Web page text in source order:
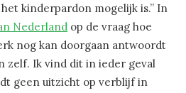
kinderpardon mogelijk is.” In
Nederland op de vraag hoe
nog kan doorgaan antwoordt
zelf. Ik vind dit in ieder geval
geen uitzicht op verblijf in